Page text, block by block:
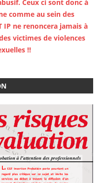
Ceux ci sont donc à
comme au sein des
IP ne renoncera jamais à
victimes de violences
!!